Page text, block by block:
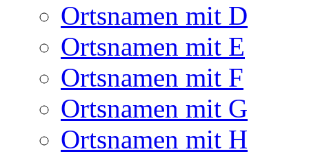
Ortsnamen mit D
Ortsnamen mit E
Ortsnamen mit F
Ortsnamen mit G
Ortsnamen mit H